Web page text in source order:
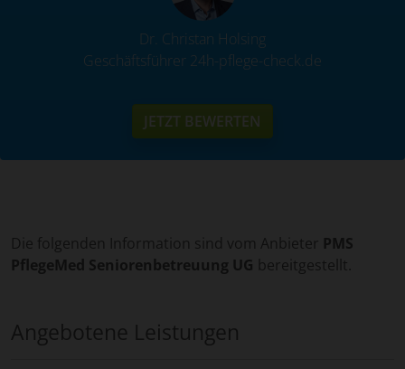
Dr. Christan Holsing
Geschäftsführer 24h-pflege-check.de
JETZT BEWERTEN
Die folgenden Information sind vom Anbieter PMS
PflegeMed Seniorenbetreuung UG bereitgestellt.
Angebotene Leistungen